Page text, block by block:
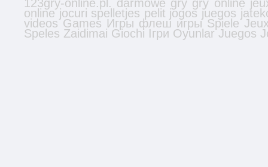
123gry-online.pl. darmowe gry gry online
online jocuri spelletjes pelit jogos juegos
videos Games Игры флеш игры Spiele
Speles Zaidimai Giochi Ігри Oyunlar Juegos